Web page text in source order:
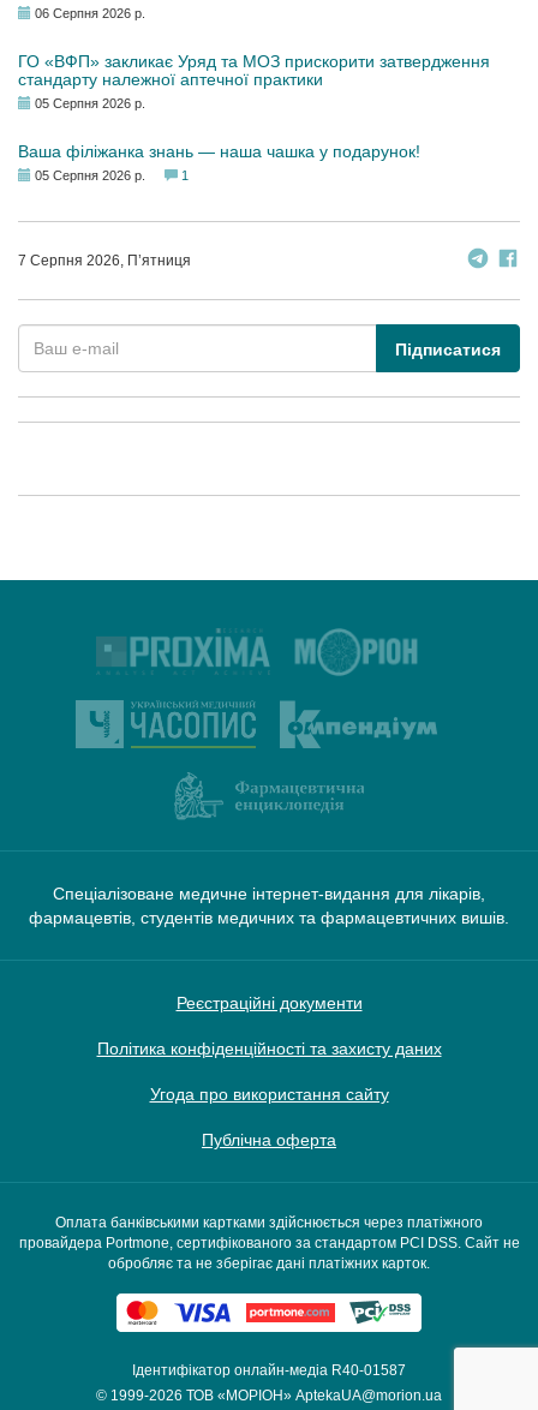
06 Серпня 2026 р.
ГО «ВФП» закликає Уряд та МОЗ прискорити затвердження
стандарту належної аптечної практики
05 Серпня 2026 р.
Ваша філіжанка знань — наша чашка у подарунок!
05 Серпня 2026 р. 1
7 Серпня 2026, П’ятниця
Підписатися
Спеціалізоване медичне інтернет-видання для лікарів,
фармацевтів, студентів медичних та фармацевтичних вишів.
Реєстраційні документи
Політика конфіденційності та захисту даних
Угода про використання сайту
Публічна оферта
Ідентифікатор онлайн-медіа R40-01587
© 1999-2026 ТОВ «МОРІОН» AptekaUA@morion.ua
Оплата банківськими картками здійснюється через платіжного
провайдера Portmone, сертифікованого за стандартом PCI DSS. Сайт не
обробляє та не зберігає дані платіжних карток.